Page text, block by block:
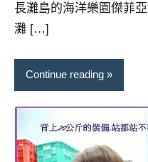
長灘島的海洋樂園傑菲
灘 […]
Continue reading